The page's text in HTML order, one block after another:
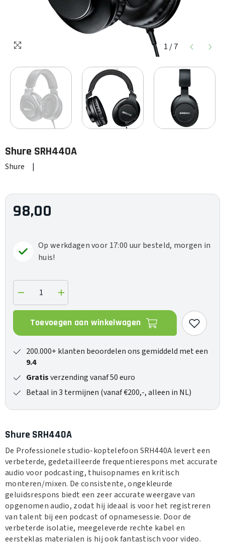
Shure SRH440A
Shure |
1 / 7
98,00
Op werkdagen voor 17:00 uur besteld, morgen in
huis!
Verlaag
de
hoeveelheid
voor
SRH440A
Verhoog
de
hoeveelheid
SRH440A
Toevoegen aan winkelwagen
200.000+ klanten beoordelen ons gemiddeld met een
9.4
Gratisverzending vanaf 50 euro
Betaal in 3 termijnen (vanaf €200,-, alleen in NL)
Shure SRH440A
De Professionele studio-koptelefoon SRH440A levert een
verbeterde, gedetailleerde frequentierespons met accurate
audio voor podcasting, thuisopnames en kritisch
monteren/mixen. De consistente, ongekleurde
geluidsrespons biedt een zeer accurate weergave van
opgenomen audio, zodat hij ideaal is voor het registreren
van talent bij een podcast of opnamesessie. Door de
verbeterde isolatie, meegeleverde rechte kabel en
eersteklas materialen is hij ook fantastisch voor video.